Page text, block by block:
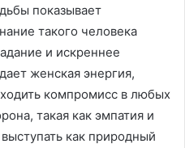
показывает
такого человека
и искреннее
женская энергия,
компромисс в любых
такая как эмпатия и
как природный